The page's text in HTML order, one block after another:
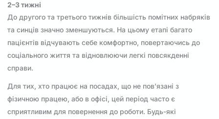
2–3 тижні
До другого та третього тижнів більшість помітних набряків
та синців значно зменшуються. На цьому етапі багато
пацієнтів відчувають себе комфортно, повертаючись до
соціального життя та відновлюючи легкі повсякденні
справи.
Для тих, хто працює на посадах, що не пов’язані з
фізичною працею, або в офісі, цей період часто є
сприятливим для повернення до роботи. Будь-які